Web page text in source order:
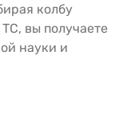
колбу
вы получаете
науки и